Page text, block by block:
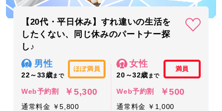
【20代・平日休み】すれ違いの生活を
したくない、同じ休みのパートナー探
し♪
男性
22～33歳まで
ほぼ満員
Web予約割 ￥5,300
通常料金 ￥5,800
女性
20～32歳 まで
満員
Web予約割 ￥500
通常料金 ￥1,000